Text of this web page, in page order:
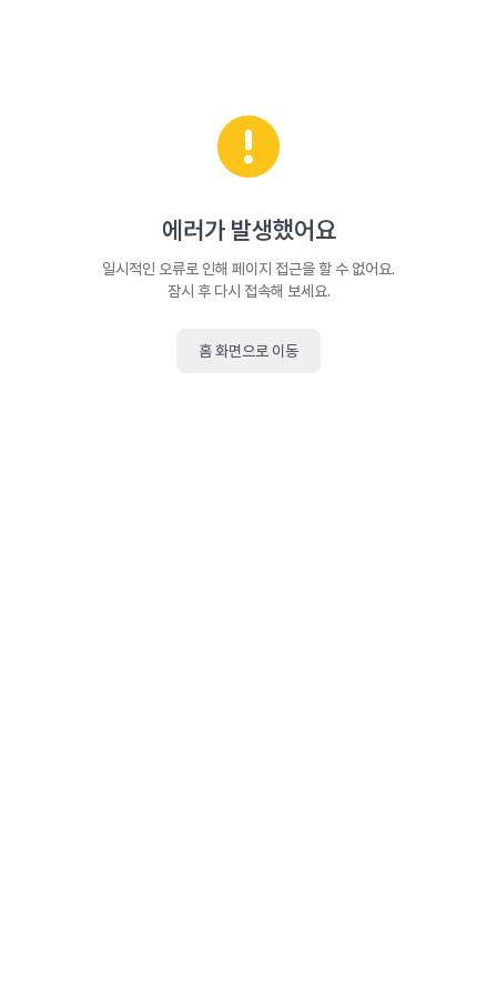
에러가 발생했어요
일시적인 오류로 인해 페이지 접근을 할 수 없어요.
잠시 후 다시 접속해 보세요.
홈 화면으로 이동